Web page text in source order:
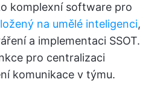
komplexní software pro
na umělé inteligenci,
a implementaci SSOT.
pro centralizaci
komunikace v týmu.